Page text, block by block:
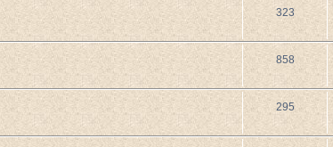
323
858
295